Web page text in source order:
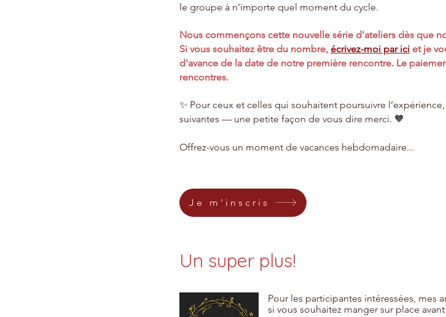
le groupe à n’importe quel moment du cycle.
Nous commençons cette nouvelle série d'ateliers dès que
Si vous souhaitez être du nombre, écrivez-moi par ici et je
d'avance de la date de notre première rencontre. Le
rencontres.
✨ Pour ceux et celles qui souhaitent poursuivre
suivantes — une petite façon de vous dire merci. 🧡
Offrez-vous un moment de vacances hebdomadaire...
Je m'inscris
Un super plus!
Pour les participantes intéressées, mes
si vous souhaitez manger sur place